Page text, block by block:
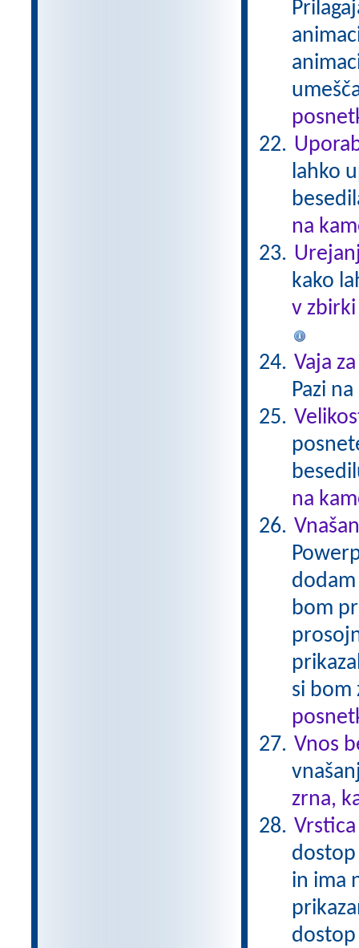
lahko
na
kako
v
Vaja
Pazi
na
bom
si bom
Vnos
zrna,
in ima